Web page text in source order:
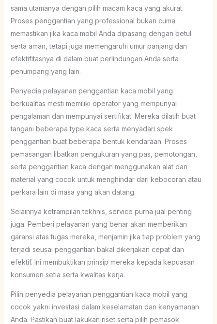
sama utamanya dengan pilih macam kaca yang akurat.
Proses penggantian yang professional bukan cuma
memastikan jika kaca mobil Anda dipasang dengan betul
serta aman, tetapi juga memengaruhi umur panjang dan
efektifitasnya di dalam buat perlindungan Anda serta
penumpang yang lain.
Penyedia pelayanan penggantian kaca mobil yang
berkualitas mesti memiliki operator yang mempunyai
pengalaman dan mempunyai sertifikat. Mereka dilatih buat
tangani beberapa type kaca serta menyadari spek
penggantian buat beberapa bentuk kendaraan. Proses
pemasangan libatkan pengukuran yang pas, pemotongan,
serta penggantian kaca dengan menggunakan alat dan
material yang cocok untuk menghindar dari kebocoran atau
perkara lain di masa yang akan datang.
Selainnya ketrampilan tekhnis, service purna jual penting
juga. Pemberi pelayanan yang benar akan memberikan
garansi atas tugas mereka, menjamin jika tiap problem yang
terjadi seusai penggantian bakal dikerjakan cepat dan
efektif. Ini membuktikan prinsip mereka kepada kepuasan
konsumen setia serta kwalitas kerja.
Pilih penyedia pelayanan penggantian kaca mobil yang
cocok yakni investasi dalam keselamatan dan kenyamanan
Anda. Pastikan buat lakukan riset serta pilih pemasok